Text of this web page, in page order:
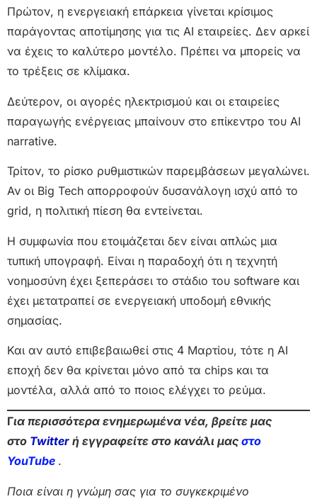
Πρώτον, η ενεργειακή επάρκεια γίνεται κρίσιμος
παράγοντας αποτίμησης για τις AI εταιρείες. Δεν αρκεί
να έχεις το καλύτερο μοντέλο. Πρέπει να μπορείς να
το τρέξεις σε κλίμακα.
Δεύτερον, οι αγορές ηλεκτρισμού και οι εταιρείες
παραγωγής ενέργειας μπαίνουν στο επίκεντρο του AI
narrative.
Τρίτον, το ρίσκο ρυθμιστικών παρεμβάσεων μεγαλώνει.
Αν οι Big Tech απορροφούν δυσανάλογη ισχύ από το
grid, η πολιτική πίεση θα εντείνεται.
Η συμφωνία που ετοιμάζεται δεν είναι απλώς μια
τυπική υπογραφή. Είναι η παραδοχή ότι η τεχνητή
νοημοσύνη έχει ξεπεράσει το στάδιο του software και
έχει μετατραπεί σε ενεργειακή υποδομή εθνικής
σημασίας.
Και αν αυτό επιβεβαιωθεί στις 4 Μαρτίου, τότε η AI
εποχή δεν θα κρίνεται μόνο από τα chips και τα
μοντέλα, αλλά από το ποιος ελέγχει το ρεύμα.
Για περισσότερα ενημερωμένα νέα, βρείτε μας
στο Twitter ή εγγραφείτε στο κανάλι μας στο
YouTube .
Ποια είναι η γνώμη σας για το συγκεκριμένο